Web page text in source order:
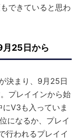
できていると思わ
25日から
決まり、9月25日
プレイインから始
V3も入っていま
になるか、プレイ
行われるプレイイ